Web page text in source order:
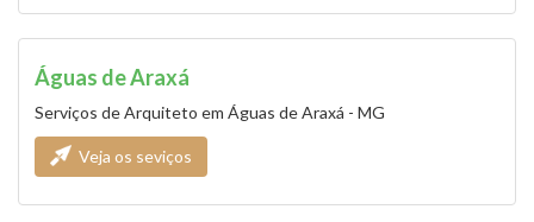
Águas de Araxá
Serviços de Arquiteto em Águas de Araxá - MG
Veja os seviços